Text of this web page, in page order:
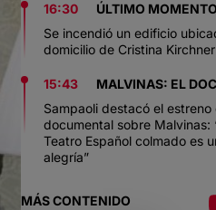
16:30
ÚLTIMO MOMENTO
Se incendió un edificio
domicilio de Cristina Kirchner
15:43
MALVINAS: EL
Sampaoli destacó el estreno
documental sobre Malvinas:
Teatro Español colmado es
alegría”
MÁS CONTENIDO